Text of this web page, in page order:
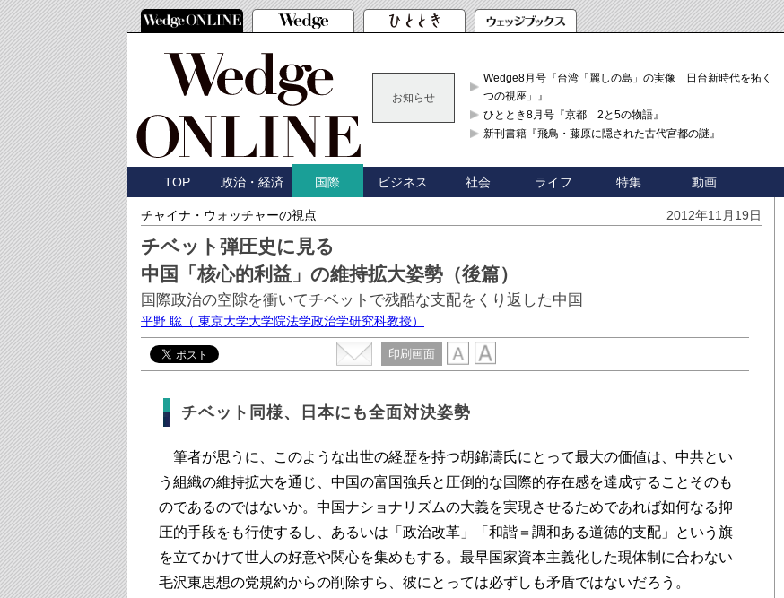
お知らせ
Wedge8月号『台湾「麗しの島」の実像 日台新時代を拓く「3
つの視座」』
ひととき8月号『京都 2と5の物語』
新刊書籍『飛鳥・藤原に隠された古代宮都の謎』
TOP 政治・経済 国際 ビジネス 社会 ライフ 特集 動画
チャイナ・ウォッチャーの視点 2012年11月19日
チベット弾圧史に見る
中国「核心的利益」の維持拡大姿勢（後篇）
国際政治の空隙を衝いてチベットで残酷な支配をくり返した中国
平野 聡 （ 東京大学大学院法学政治学研究科教授）
印刷画面
チベット同様、日本にも全面対決姿勢
筆者が思うに、このような出世の経歴を持つ胡錦濤氏にとって最大の価値は、中共とい
う組織の維持拡大を通じ、中国の富国強兵と圧倒的な国際的存在感を達成することそのも
のであるのではないか。中国ナショナリズムの大義を実現させるためであれば如何なる抑
圧的手段をも行使するし、あるいは「政治改革」「和諧＝調和ある道徳的支配」という旗
を立てかけて世人の好意や関心を集めもする。最早国家資本主義化した現体制に合わない
毛沢東思想の党規約からの削除すら、彼にとっては必ずしも矛盾ではないだろう。